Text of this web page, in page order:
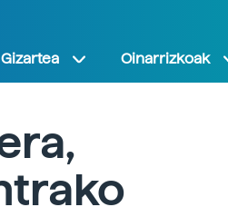
Gizartea Oinarrizkoak